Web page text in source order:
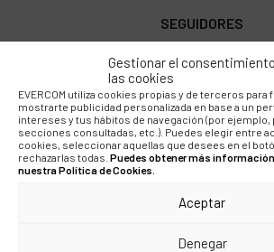
Gestionar el
las cookies
EVERCOM utiliza cookies propias y de terceros para
mostrarte publicidad personalizada en base a un
intereses y tus hábitos de navegación (por ejemplo,
secciones consultadas, etc.). Puedes elegir entre
cookies, seleccionar aquellas que desees en el
rechazarlas todas. Puedes obtener más
nuestra Política de Cookies.
Aceptar
Denegar
SEGUIDORES
500K
IMPRESIONES
ORGÁNICAS
600K